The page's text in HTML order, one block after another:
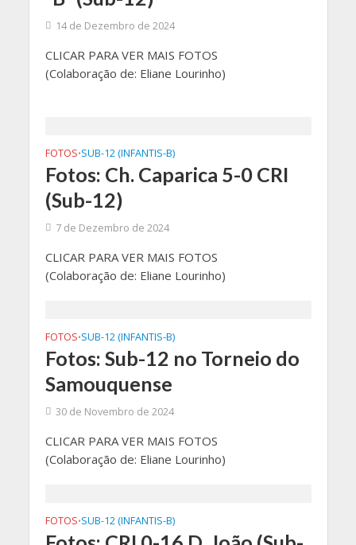
14 de Dezembro de 2024
CLICAR PARA VER MAIS FOTOS
(Colaboração de: Eliane Lourinho)
FOTOS•SUB-12 (INFANTIS-B)
Fotos: Ch. Caparica 5-0 CRI
(Sub-12)
7 de Dezembro de 2024
CLICAR PARA VER MAIS FOTOS
(Colaboração de: Eliane Lourinho)
FOTOS•SUB-12 (INFANTIS-B)
Fotos: Sub-12 no Torneio do
Samouquense
30 de Novembro de 2024
CLICAR PARA VER MAIS FOTOS
(Colaboração de: Eliane Lourinho)
FOTOS•SUB-12 (INFANTIS-B)